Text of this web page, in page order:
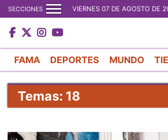
SECCIONES VIERNES 07 DE AGOSTO DE
FAMA DEPORTES MUNDO
Temas: 18